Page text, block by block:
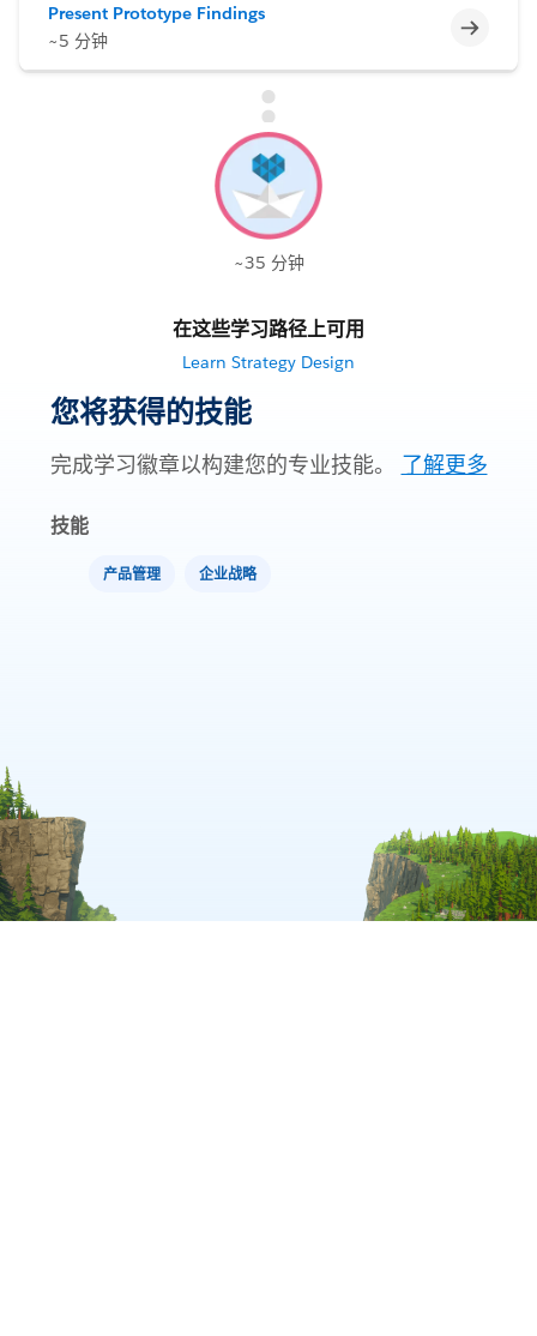
Present Prototype Findings
~5 分钟
不完整
~35 分钟
在这些学习路径上可用
Learn Strategy Design
您将获得的技能
完成学习徽章以构建您的专业技能。 了解更多
技能
产品管理 企业战略